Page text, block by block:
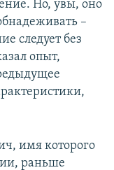
Но, увы, оно
–
следует без
опыт,
имя которого
раньше